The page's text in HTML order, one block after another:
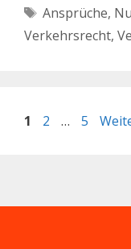
Schlagwörter
Ansprüche,
Verkehrsrecht,
Seite
1 Seite
2 … Seite
5